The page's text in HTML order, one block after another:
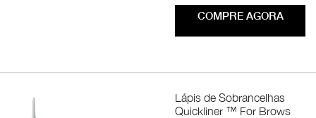
COMPRE AGORA
Lápis de Sobrancelhas
Quickliner ™ For Brows